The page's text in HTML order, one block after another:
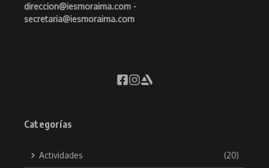
direccion@iesmoraima.com -
secretaria@iesmoraima.com
Categorías
Actividades (20)